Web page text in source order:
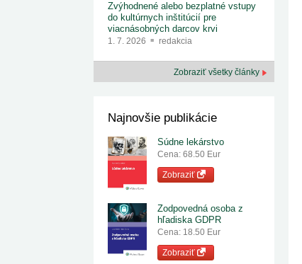
Zvýhodnené alebo bezplatné vstupy
do kultúrnych inštitúcií pre
viacnásobných darcov krvi
1. 7. 2026 redakcia
Zobraziť všetky články
Najnovšie publikácie
Súdne lekárstvo
Cena: 68.50 Eur
Zobraziť
Zodpovedná osoba z
hľadiska GDPR
Cena: 18.50 Eur
Zobraziť